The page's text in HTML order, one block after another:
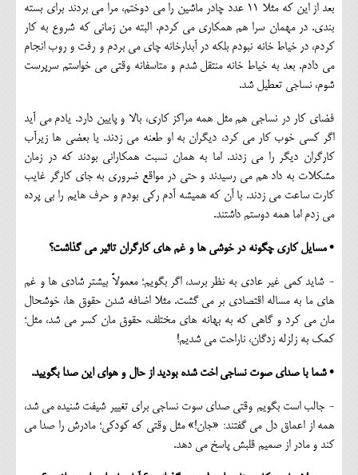
بعد از این که مثلا 11 عدد چادر ماشین را می دوختم، مرا می بردند برای بسته
بندی. در مهمان سرا هم همکاری می کردم. البته من زمانی که شروع به کار
کردم، در خیاط خانه نبودم بلکه در آبدارخانه چای می بردم و رفت و روب انجام
می دادم. بعد به خیاط خانه منتقل شدم و متاسفانه وقتی می خواستم سرپرست
شوم، نساجی تعطیل شد.
فضای کار در نساجی هم مثل همه مراکز کاری، بالا و پایین دارد. یادم می آید
اگر کسی خوب کار می کرد، دیگران به او طعنه می زدند. یا بعضی ها زیرآب
کارگران دیگر را می زدند. اما به همان نسبت همکارانی بودند که در زمان
مشکلات به داد هم می رسیدند و حتی در مواقع ضروری به جای کارگر غايب
کارت ساعت می زدند. با آن که همیشه آدم رکی بودم و حرف هایم را بی پرده
می زدم اما همه دوستم داشتند.
• مسایل کاری چگونه در خوشی ها و غم های کارگران تاثیر می گذاشت؟
- شاید کمی غیر عادی به نظر برسد، اگر بگویم؛ معمولاً بیشتر شادی ها و غم
های ما به مساله اقتصادی بر می گشت. مثلا اضافه شدن حقوق ها، خوشحال
مان می کرد و گاهی که به بهانه هاي مختلف، حقوق مان کسر می شد، مثل؛
کمک به زلزله زدگان، ناراحت می شدیم!
• شما با صدای صوت نساجی اخت شده بودید از حال و هوای این صدا بگویید.
- جالب است بگویم وقتی صدای سوت نساجی برای تغییر شیفت شنیده می شد،
همه از اعماق دل می گفتند: «جان!» مثل وقتی که کودکی؛ مادرش را صدا می
کند و مادر از صمیم قلبش پاسخ می دهد.